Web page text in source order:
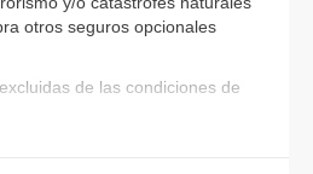
otros seguros opcionales
de las condiciones de